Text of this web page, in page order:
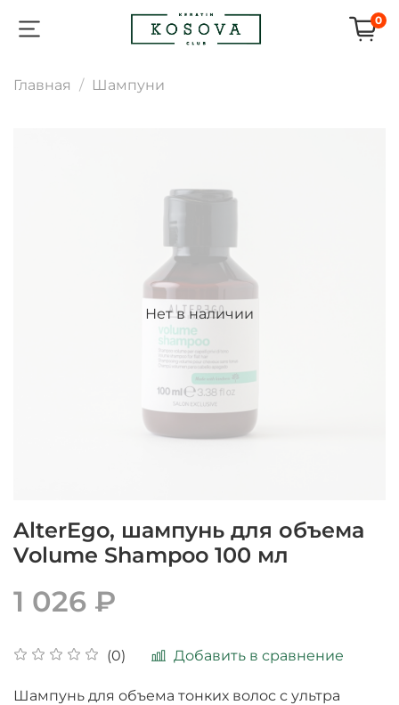
0
Главная Шампуни
Нет в наличии
AlterEgo, шампунь для объема
Volume Shampoo 100 мл
(0) Добавить в сравнение
1 026 ₽
Шампунь для объема тонких волос с ультра